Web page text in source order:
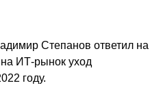
Степанов ответил на
ИТ-рынок уход
году.